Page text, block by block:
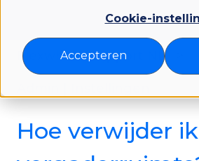
Cookie-
Accepteren
Flexwhere support NL
Hoe verwijder